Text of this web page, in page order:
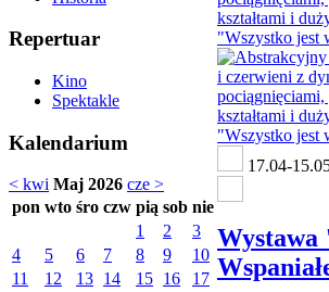
Repertuar
Kino
Spektakle
Kalendarium
< kwi Maj 2026 cze >
pon wto śro czw pią sob nie
1
2
3
4
5 6 7 8 9
10
11
12 13 14 15 16
17
17.04-
Wystawa